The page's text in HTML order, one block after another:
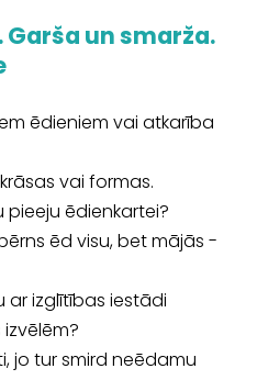
un smarža.
ēdieniem vai atkarība
vai formas.
ēdienkartei?
ēd visu, bet mājās -
izglītības iestādi
jo tur smird neēdamu